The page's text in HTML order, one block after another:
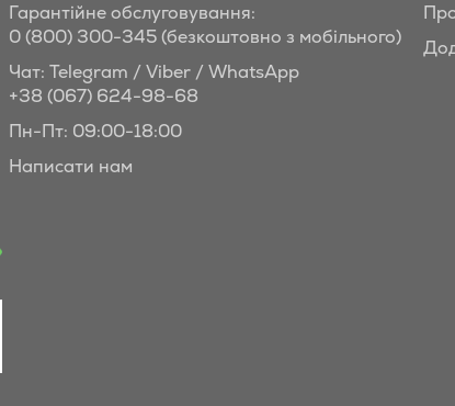
Гарантійне обслуговування:
0 (800) 300-345(безкоштовно з мобільного)
Чат: Telegram / Viber / WhatsApp
+38 (067) 624-98-68
Пн-Пт: 09:00-18:00
Написати нам